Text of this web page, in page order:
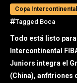
Copa Intercontinental
Tagged Boca
Todo está listo
Intercontinental
Juniors integra el
(China), anfitriones